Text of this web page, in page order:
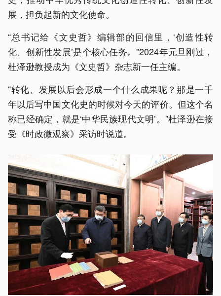
展，担负起新的文化使命。
“总书记给《文史哲》编辑部的回信里，‘创造性转
化、创新性发展’是个核心任务。”2024年元旦刚过，
杜泽逊教授成为《文史哲》杂志新一任主编。
“转化、发展以后会形成一个什么成果呢？那是一千
年以后写中国文化史的时候对今天的评价。但这个名
称已经确定，就是‘中华民族现代文明’。”杜泽逊在接
受《时政微观察》采访时说道。